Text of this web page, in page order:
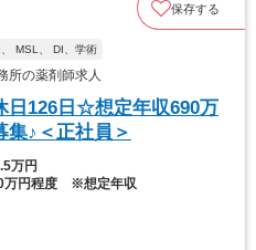
保存する
MSL、 DI、学術
所の薬剤師求人
日126日☆想定年収690万
♪＜正社員＞
万円
万円程度 ※想定年収